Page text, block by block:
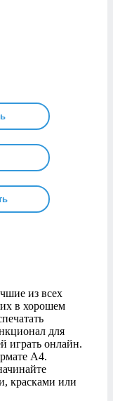
из всех
в хорошем
для
играть онлайн.
А4.
красками или